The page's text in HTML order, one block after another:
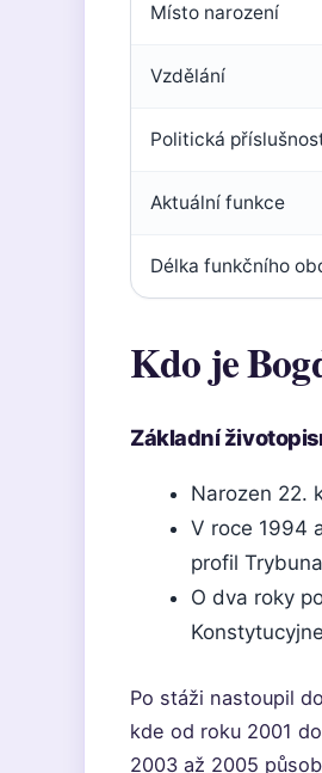
Místo narození
Vzdělání
Politická
Aktuální funkce
Délka funkčního
Kdo je
Základní
Narozen 22.
V roce 1994
profil
O dva roky
Po stáži nastoupil
kde od roku 2001
2003 až 2005